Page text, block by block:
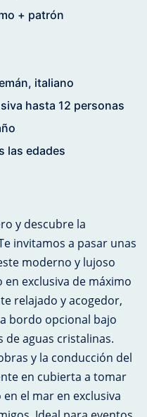
+ patrón
italiano
hasta 12 personas
las edades
y descubre la
invitamos a pasar unas
moderno y lujoso
exclusiva de máximo
relajado y acogedor,
bordo opcional bajo
de aguas cristalinas.
y la conducción del
en cubierta a tomar
el mar en exclusiva